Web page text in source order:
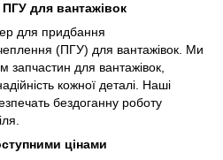
для вантажівок
для придбання
(ПГУ) для вантажівок. Ми
запчастин для вантажівок,
кожної деталі. Наші
бездоганну роботу
цінами